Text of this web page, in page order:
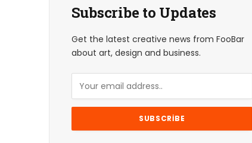
Subscribe to Updates
Get the latest creative news from FooBar
about art, design and business.